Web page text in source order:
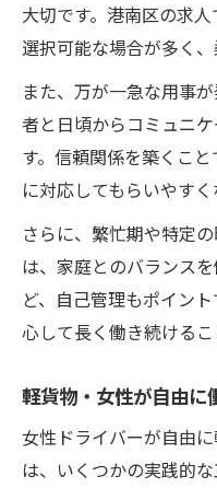
大切です。港南区の求
選択可能な場合が多く
また、万が一急な用事
者と日頃からコミュニ
す。信頼関係を築くこ
に対応してもらいやすく
さらに、繁忙期や特定
は、家庭とのバランス
ど、自己管理もポイン
心して長く働き続けるこ
軽貨物・女性が自由に
女性ドライバーが自由
は、いくつかの実践的